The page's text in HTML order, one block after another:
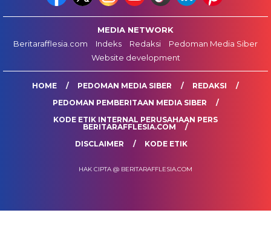
MEDIA NETWORK
Beritarafflesia.com
Indeks Redaksi
Pedoman Media Siber
Website development
HOME PEDOMAN MEDIA SIBER
REDAKSI
PEDOMAN PEMBERITAAN MEDIA SIBER
KODE ETIK INTERNAL PERUSAHAAN PERS
BERITARAFFLESIA.COM
DISCLAIMER
KODE ETIK
HAK CIPTA @ BERITARAFFLESIA.COM